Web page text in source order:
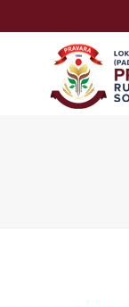
to
Seeking